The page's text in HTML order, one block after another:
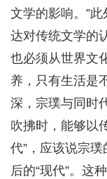
文学的影响。”
达对传统文学的
也必须从世界文
养，只有生活是
深，宗璞与同时
吹拂时，能够以
代”，应该说宗
后的“现代”。这